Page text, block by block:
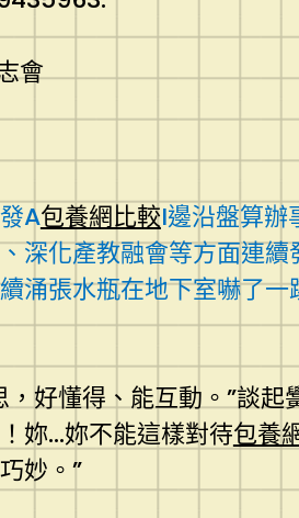
會
A包養網比較I邊沿盤算辦
深化產教融會等方面連
涌張水瓶在地下室嚇了一
好懂得、能互動。”談
妳…妳不能這樣對待包養
妙。”